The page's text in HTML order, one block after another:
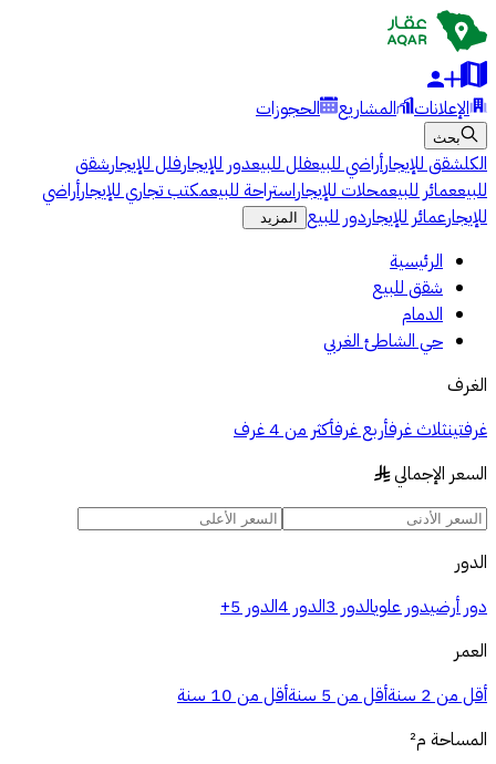
الإعلانات المشاريع الحجوزات
بحث
الكلشقق للإيجارأراضي للبيعفلل للبيعدور للإيجارفلل للإيجارشقق
للبيععمائر للبيعمحلات للإيجاراستراحة للبيعمكتب تجاري للإيجارأراضي
للإيجارعمائر للإيجاردور للبيع المزيد
الرئيسية
شقق للبيع
الدمام
حي الشاطئ الغربي
الغرف
غرفتينثلاث غرفأربع غرفأكثر من 4 غرف
السعر الإجمالي §
الدور
دور أرضيدور علويالدور 3 الدور 4 الدور 5+
العمر
أقل من 2 سنة
أقل من 5 سنة
أقل من 10 سنة
المساحة م²